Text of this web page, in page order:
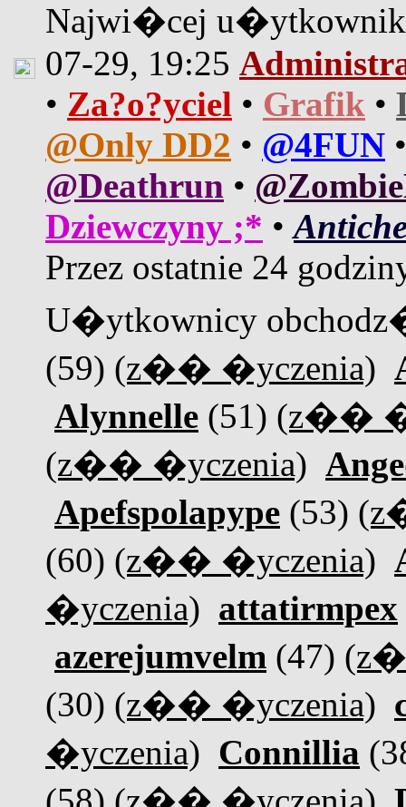
Najwi�cej
07-29, 19:25
• Za?o?yciel • Grafik •
@Only DD2 • @4FUN
@Deathrun •
Dziewczyny ;* •
Przez ostatnie 24
U�ytkownicy
(59) (z�� �yczenia)
Alynnelle (51) (z��
(z�� �yczenia)
Apefspolapype (53)
(60) (z�� �yczenia)
�yczenia) attatirmpex
azerejumvelm (47)
(30) (z�� �yczenia)
�yczenia) Connillia